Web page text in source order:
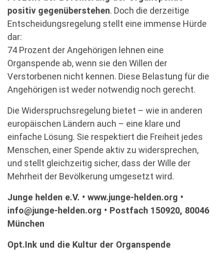
positiv gegenüberstehen. Doch die derzeitige
Entscheidungsregelung stellt eine immense Hürde
dar:
74 Prozent der Angehörigen lehnen eine
Organspende ab, wenn sie den Willen der
Verstorbenen nicht kennen. Diese Belastung für die
Angehörigen ist weder notwendig noch gerecht.
Die Widerspruchsregelung bietet – wie in anderen
europäischen Ländern auch – eine klare und
einfache Lösung. Sie respektiert die Freiheit jedes
Menschen, einer Spende aktiv zu widersprechen,
und stellt gleichzeitig sicher, dass der Wille der
Mehrheit der Bevölkerung umgesetzt wird.
Junge helden e.V. • www.junge-helden.org •
info@junge-helden.org • Postfach 150920, 80046
München
Opt.Ink und die Kultur der Organspende